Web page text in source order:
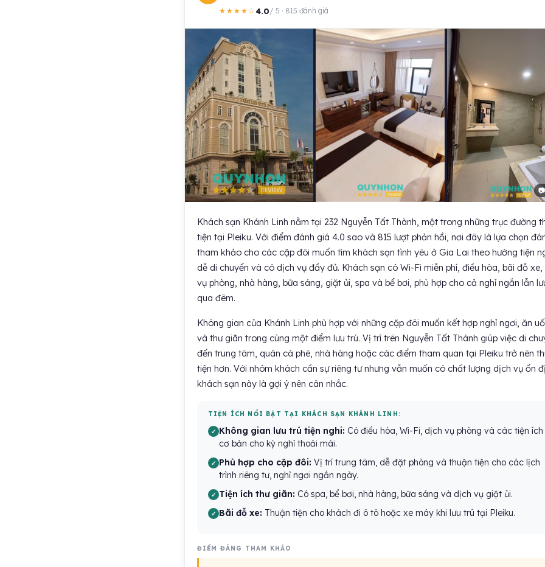
★★★★☆4.0/ 5 · 815 đánh giá
Khách sạn Khánh Linh nằm tại 232 Nguyễn Tất Thành, một trong những trục đường
tiện tại Pleiku. Với điểm đánh giá 4.0 sao và 815 lượt phản hồi, nơi đây là lựa chọn
tham khảo cho các cặp đôi muốn tìm khách sạn tình yêu ở Gia Lai theo hướng tiện
dễ di chuyển và có dịch vụ đầy đủ. Khách sạn có Wi-Fi miễn phí, điều hòa, bãi đỗ xe,
vụ phòng, nhà hàng, bữa sáng, giặt ủi, spa và bể bơi, phù hợp cho cả nghỉ ngắn lẫn
qua đêm.
Không gian của Khánh Linh phù hợp với những cặp đôi muốn kết hợp nghỉ ngơi, ăn
và thư giãn trong cùng một điểm lưu trú. Vị trí trên Nguyễn Tất Thành giúp việc di
đến trung tâm, quán cà phê, nhà hàng hoặc các điểm tham quan tại Pleiku trở nên
tiện hơn. Với nhóm khách cần sự riêng tư nhưng vẫn muốn có chất lượng dịch vụ ổn
khách sạn này là gợi ý nên cân nhắc.
TIỆN ÍCH NỔI BẬT TẠI KHÁCH SẠN KHÁNH LINH:
Không gian lưu trú tiện nghi: Có điều hòa, Wi-Fi, dịch vụ phòng và các tiện ích
cơ bản cho kỳ nghỉ thoải mái.
Phù hợp cho cặp đôi: Vị trí trung tâm, dễ đặt phòng và thuận tiện cho các lịch
trình riêng tư, nghỉ ngơi ngắn ngày.
Tiện ích thư giãn: Có spa, bể bơi, nhà hàng, bữa sáng và dịch vụ giặt ủi.
Bãi đỗ xe: Thuận tiện cho khách đi ô tô hoặc xe máy khi lưu trú tại Pleiku.
ĐIỂM ĐÁNG THAM KHẢO